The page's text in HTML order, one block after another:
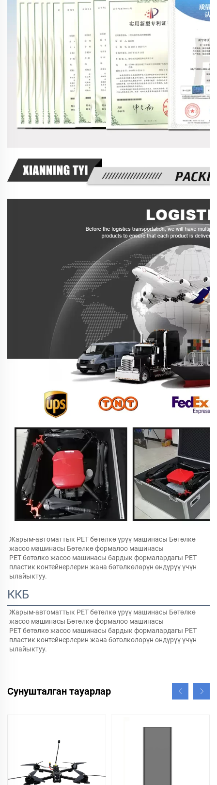
Жарым-автоматтык PET бөтөлкө үрүү машинасы Бөтөлкө
жасоо машинасы Бөтөлкө формалоо машинасы
PET бөтөлкө жасоо машинасы бардык формалардагы PET
пластик контейнерлерин жана бөтөлкөлөрүн өндүрүү үчүн
ылайыктуу.
ККБ
Жарым-автоматтык PET бөтөлкө үрүү машинасы Бөтөлкө
жасоо машинасы Бөтөлкө формалоо машинасы
PET бөтөлкө жасоо машинасы бардык формалардагы PET
пластик контейнерлерин жана бөтөлкөлөрүн өндүрүү үчүн
ылайыктуу.
Сунушталган тауарлар